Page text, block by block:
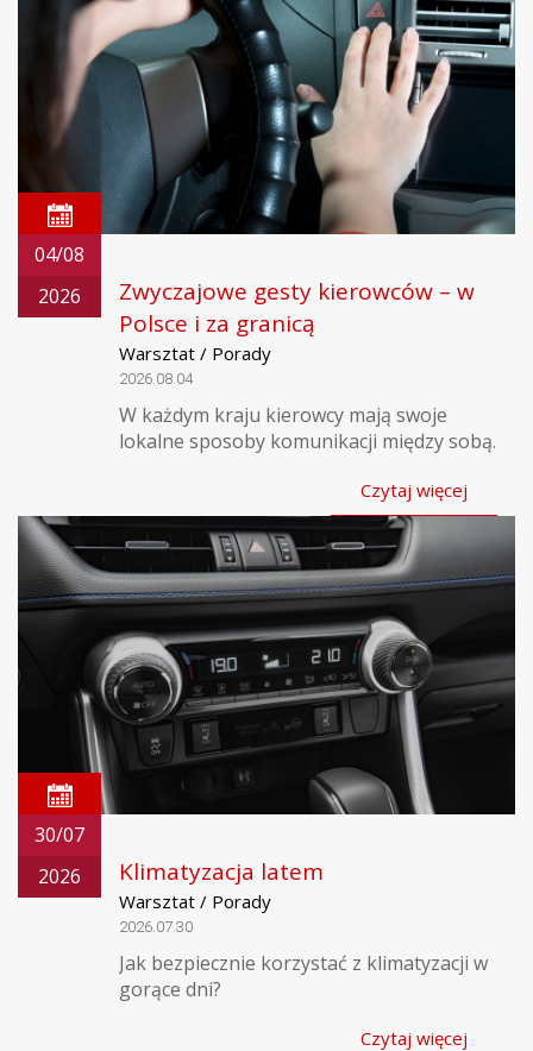
04/08
2026
Zwyczajowe gesty kierowców – w
Polsce i za granicą
Warsztat / Porady
2026.08.04
W każdym kraju kierowcy mają swoje
lokalne sposoby komunikacji między sobą.
Czytaj więcej
30/07
2026
Klimatyzacja latem
Warsztat / Porady
2026.07.30
Jak bezpiecznie korzystać z klimatyzacji w
gorące dni?
Czytaj więcej